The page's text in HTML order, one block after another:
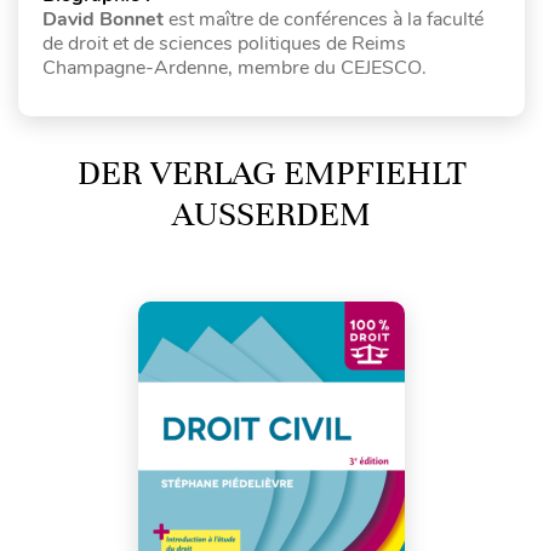
David Bonnetest maître de conférences à la faculté
de droit et de sciences politiques de Reims
Champagne-Ardenne, membre du CEJESCO.
DER VERLAG EMPFIEHLT
AUSSERDEM